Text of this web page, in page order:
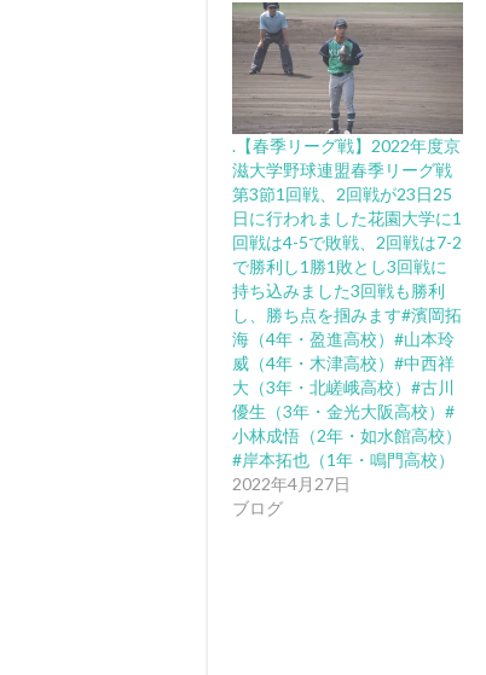
.【春季リーグ戦】2022年度京
滋大学野球連盟春季リーグ戦
第3節1回戦、2回戦が23日25
日に行われました花園大学に1
回戦は4-5で敗戦、2回戦は7-2
で勝利し1勝1敗とし3回戦に
持ち込みました️3回戦も勝利
し、勝ち点を掴みます︎#濱岡拓
海（4年・盈進高校）#山本玲
威（4年・木津高校）#中西祥
大（3年・北嵯峨高校）#古川
優生（3年・金光大阪高校）#
小林成悟（2年・如水館高校）
#岸本拓也（1年・鳴門高校）
2022年4月27日
ブログ